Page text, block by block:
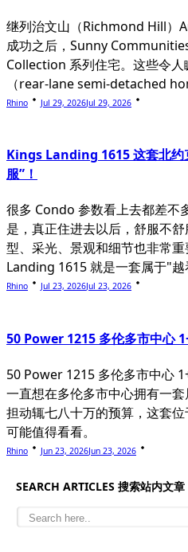
继列治文山（Richmond Hill）
成功之后，Sunny
Collection 系列住宅。这些令
（rear-lane semi-detached
Rhino Jul 29, 2026Jul 29, 2026
Kings Landing 1615 这套北约
服”！
很多 Condo 参数看上去都差不
是，真正住进去以后，舒服不
型、采光、景观和细节也非常
Landing 1615 就是一套属于"越
Rhino Jul 23, 2026Jul 23, 2026
50 Power 1215 多伦多市中心
50 Power 1215 多伦多市中心
一直想在多伦多市中心拥有一
担动辄七八十万的预算，这套
可能值得看看。
Rhino Jun 23, 2026Jun 23, 2026
SEARCH ARTICLES 搜索站内文章